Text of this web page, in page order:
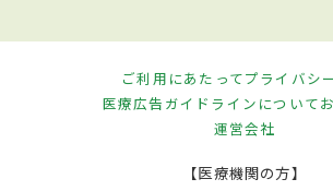
ご利用にあたってプライバシ
医療広告ガイドラインについて
運営会社
【医療機関の方】